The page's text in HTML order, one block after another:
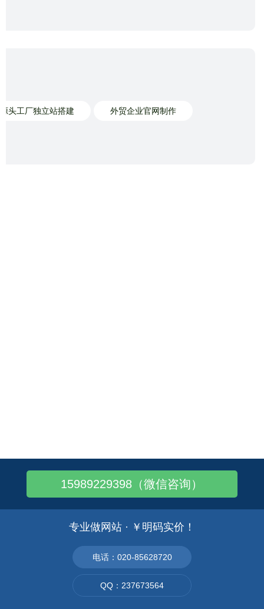
源头工厂独立站搭建 外贸企业官网制作
15989229398（微信咨询）
专业做网站 · ￥明码实价！
电话：020-85628720
QQ：237673564